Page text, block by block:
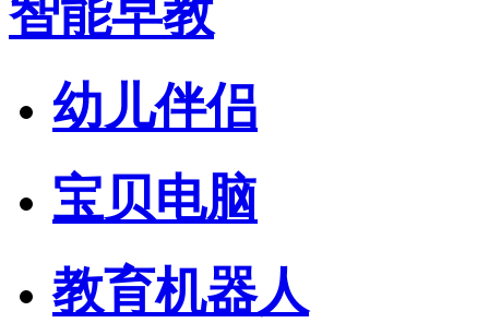
智能早教
幼儿伴侣
宝贝电脑
教育机器人